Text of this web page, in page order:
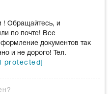
! Обращайтесь, и
по почте! Все
документов так
и не дорого! Тел.
protected]